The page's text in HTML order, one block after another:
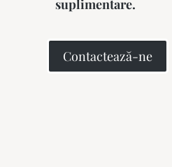
suplimentare.
Contactează-ne